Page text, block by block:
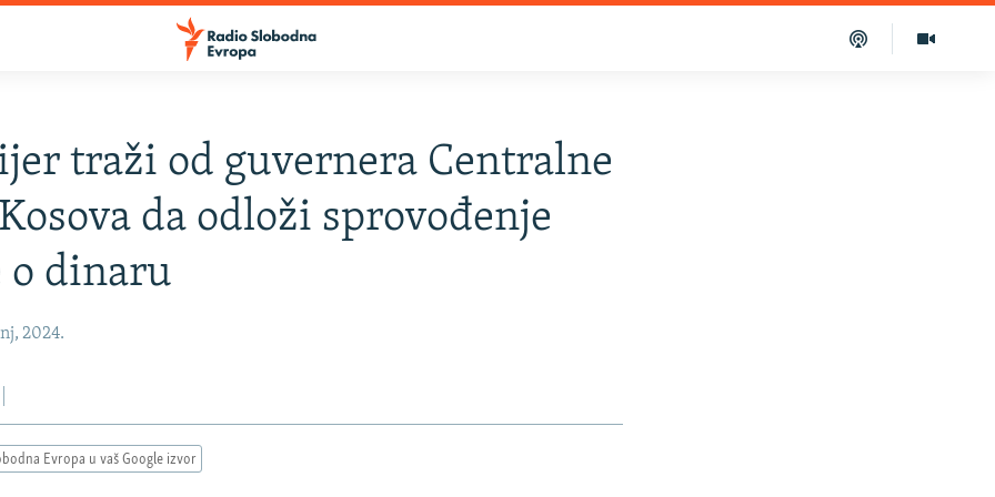
traži od guvernera Centralne
da odloži sprovođenje
o dinaru
2024.
Evropa u vaš Google izvor